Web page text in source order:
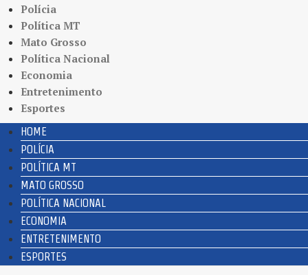
Polícia
Política MT
Mato Grosso
Política Nacional
Economia
Entretenimento
Esportes
HOME
POLÍCIA
POLÍTICA MT
MATO GROSSO
POLÍTICA NACIONAL
ECONOMIA
ENTRETENIMENTO
ESPORTES